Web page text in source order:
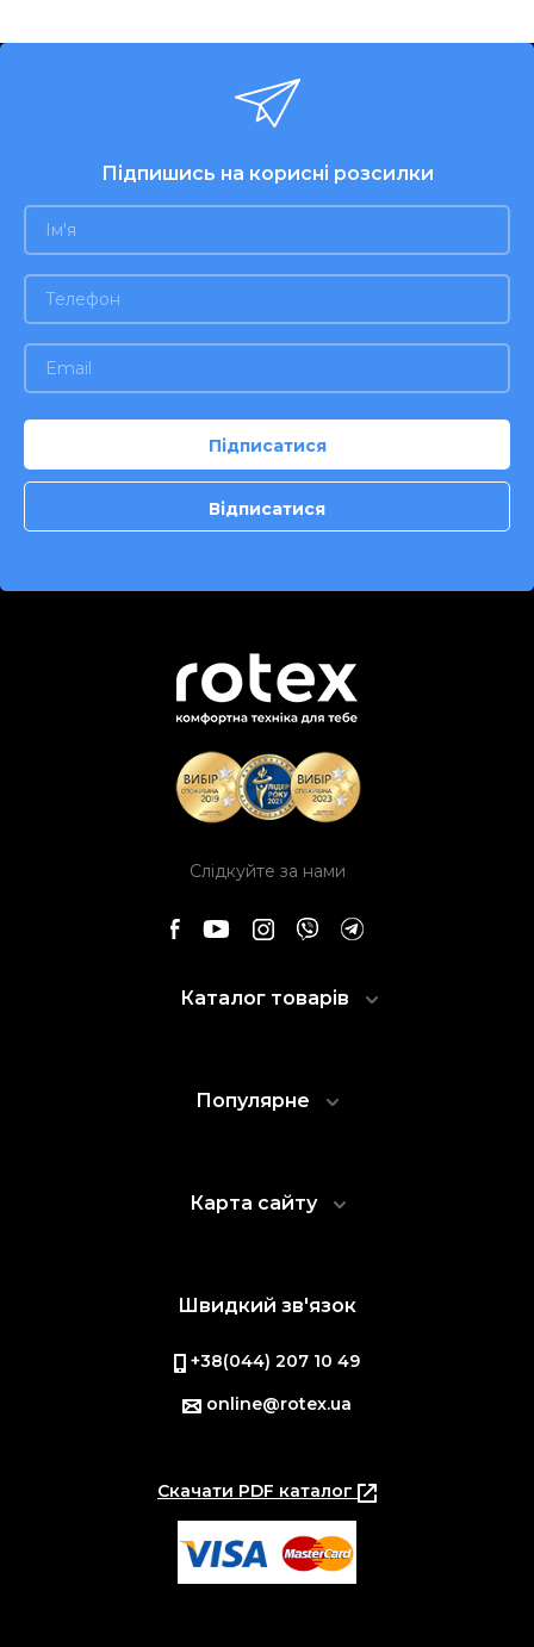
Підпишись на корисні розсилки
Слідкуйте за нами
Каталог товарів
Популярне
Карта сайту
Швидкий зв'язок
+38(044) 207 10 49
online@rotex.ua
Скачати PDF каталог